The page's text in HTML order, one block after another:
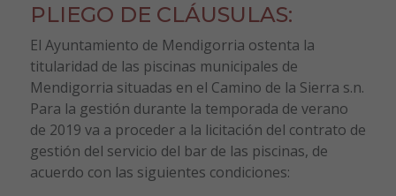
PLIEGO DE CLÁUSULAS:
El Ayuntamiento de Mendigorria ostenta la
titularidad de las piscinas municipales de
Mendigorria situadas en el Camino de la Sierra s.n.
Para la gestión durante la temporada de verano
de 2019 va a proceder a la licitación del contrato de
gestión del servicio del bar de las piscinas, de
acuerdo con las siguientes condiciones: